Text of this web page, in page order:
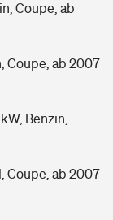
Coupe, ab
Coupe, ab 2007
Benzin,
Coupe, ab 2007